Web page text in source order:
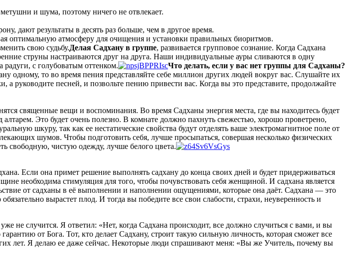
и шума, поэтому ничего не отвлекает.
дают результаты в десять раз больше, чем в другое время.
оптимальную атмосферу для очищения и установки правильных биоритмов.
свою судьбу.Делая Садхану в группе, развивается групповое сознание. Когда Садхана
струны настраиваются друг на друга. Наши индивидуальные ауры сливаются в одну
радуги, с голубоватым оттенком.
Что делать, если у вас нет группы для Садханы?
одному, то во время пения представляйте себе миллион других людей вокруг вас. Слушайте их
руководите песней, и позвольте пению привести вас. Когда вы это представите, продолжайте
священные вещи и воспоминания. Во время Садханы энергия места, где вы находитесь будет
Это будет очень полезно. В комнате должно пахнуть свежестью, хорошо проветрено,
шкуру, так как ее нестатические свойства будут отделять ваше электромагнитное поле от
шумов. Чтобы подготовить себя, лучше просыпаться, совершая несколько физических
свободную, чистую одежду, лучше белого цвета.
Если она примет решение выполнять садхану до конца своих дней и будет придерживаться
необходима стимуляция для того, чтобы почувствовать себя женщиной. И садхана является
от садханы в её выполнении и наполнении ощущениями, которые она даёт. Садхана — это
вырастет плод. И тогда вы победите все свои слабости, страхи, неуверенность и
не случится. Я ответил: «Нет, когда Садхана происходит, все должно случиться с вами, и вы
от Бога. Тот, кто делает Садхану, строит такую сильную личность, которая сможет все
лет. Я делаю ее даже сейчас. Некоторые люди спрашивают меня: «Вы же Учитель, почему вы